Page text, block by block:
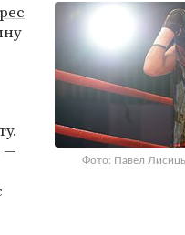
Фото: Павел
—